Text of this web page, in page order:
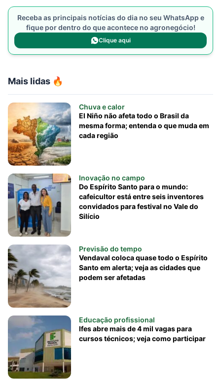
Mais lidas 🔥
Chuva e calor
El Niño não afeta todo o Brasil da
mesma forma; entenda o que muda em
cada região
Inovação no campo
Do Espírito Santo para o mundo:
cafeicultor está entre seis inventores
convidados para festival no Vale do
Silício
Previsão do tempo
Vendaval coloca quase todo o Espírito
Santo em alerta; veja as cidades que
podem ser afetadas
Educação profissional
Ifes abre mais de 4 mil vagas para
cursos técnicos; veja como participar
Receba as principais notícias do dia no seu WhatsApp e
fique por dentro do que acontece no agronegócio!
Clique aqui